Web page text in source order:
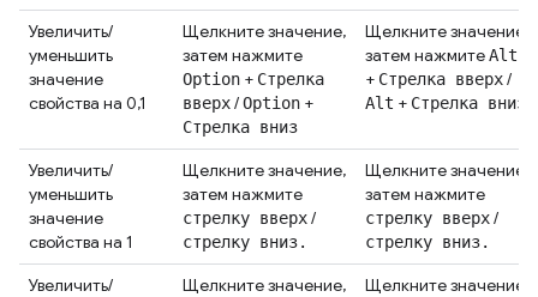
Увеличить/
уменьшить
значение
свойства на 0,1
Щелкните значение,
затем нажмите
Option + Стрелка
вверх/Option +
Стрелка вниз
Щелкните значение,
затем нажмитеAlt
+ Стрелка вверх/
Alt + Стрелка вниз
Увеличить/
уменьшить
значение
свойства на 1
Щелкните значение,
затем нажмите
стрелку вверх/
стрелку вниз.
Щелкните значение,
затем нажмите
стрелку вверх/
стрелку вниз.
Увеличить/
Щелкните значение,
Щелкните значение,